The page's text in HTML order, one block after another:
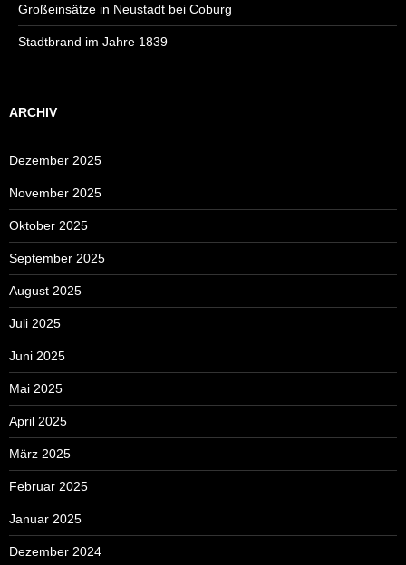
Großeinsätze in Neustadt bei Coburg
Stadtbrand im Jahre 1839
ARCHIV
Dezember 2025
November 2025
Oktober 2025
September 2025
August 2025
Juli 2025
Juni 2025
Mai 2025
April 2025
März 2025
Februar 2025
Januar 2025
Dezember 2024